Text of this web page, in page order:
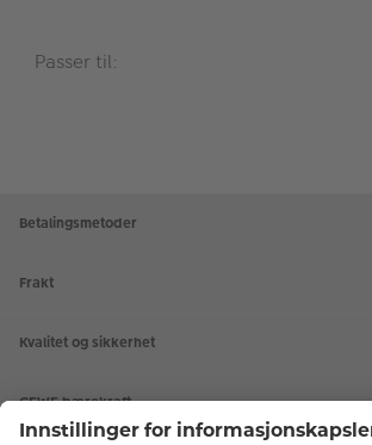
Passer til:
Betalingsmetoder
Frakt
Kvalitet og sikkerhet
CEWE bærekraft